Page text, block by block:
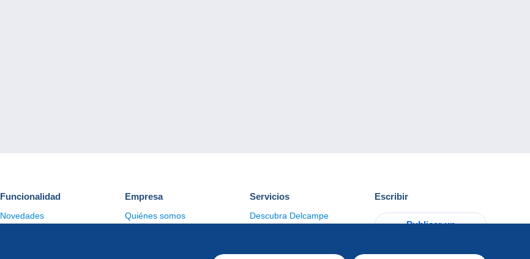
Funcionalidad
Novedades
Empresa
Quiénes somos
Servicios
Descubra Delcampe
Escribir
Publicar un